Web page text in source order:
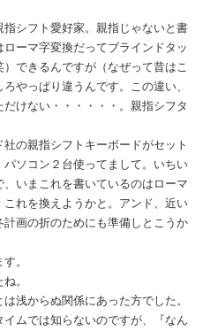
シフト愛好家。親指じゃないと書
ーマ字変換だってブラインドタッ
できるんですが（なぜって昔はこ
やっぱり違うんです。この違い、
けない・・・・・・。親指シフタ
の親指シフトキーボードがセット
ソコン２台使ってまして。いちい
いまこれを書いているのはローマ
れを換えようかと。アンド、近い
画の折のためにも準備しとこうか
。
。
浅からぬ関係にあった方でした。
ムでは知らないのですが、『なん